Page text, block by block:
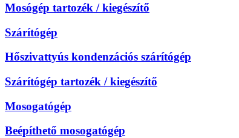
Mosógép tartozék / kiegészítő
Szárítógép
Hőszivattyús kondenzációs szárítógép
Szárítógép tartozék / kiegészítő
Mosogatógép
Beépíthető mosogatógép